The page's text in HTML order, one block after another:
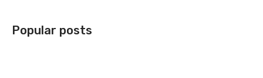
Popular posts